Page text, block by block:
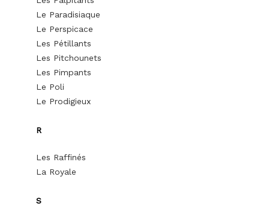
Le Paradisiaque
Le Perspicace
Les Pétillants
Les Pitchounets
Les Pimpants
Le Poli
Le Prodigieux
R
Les Raffinés
La Royale
S